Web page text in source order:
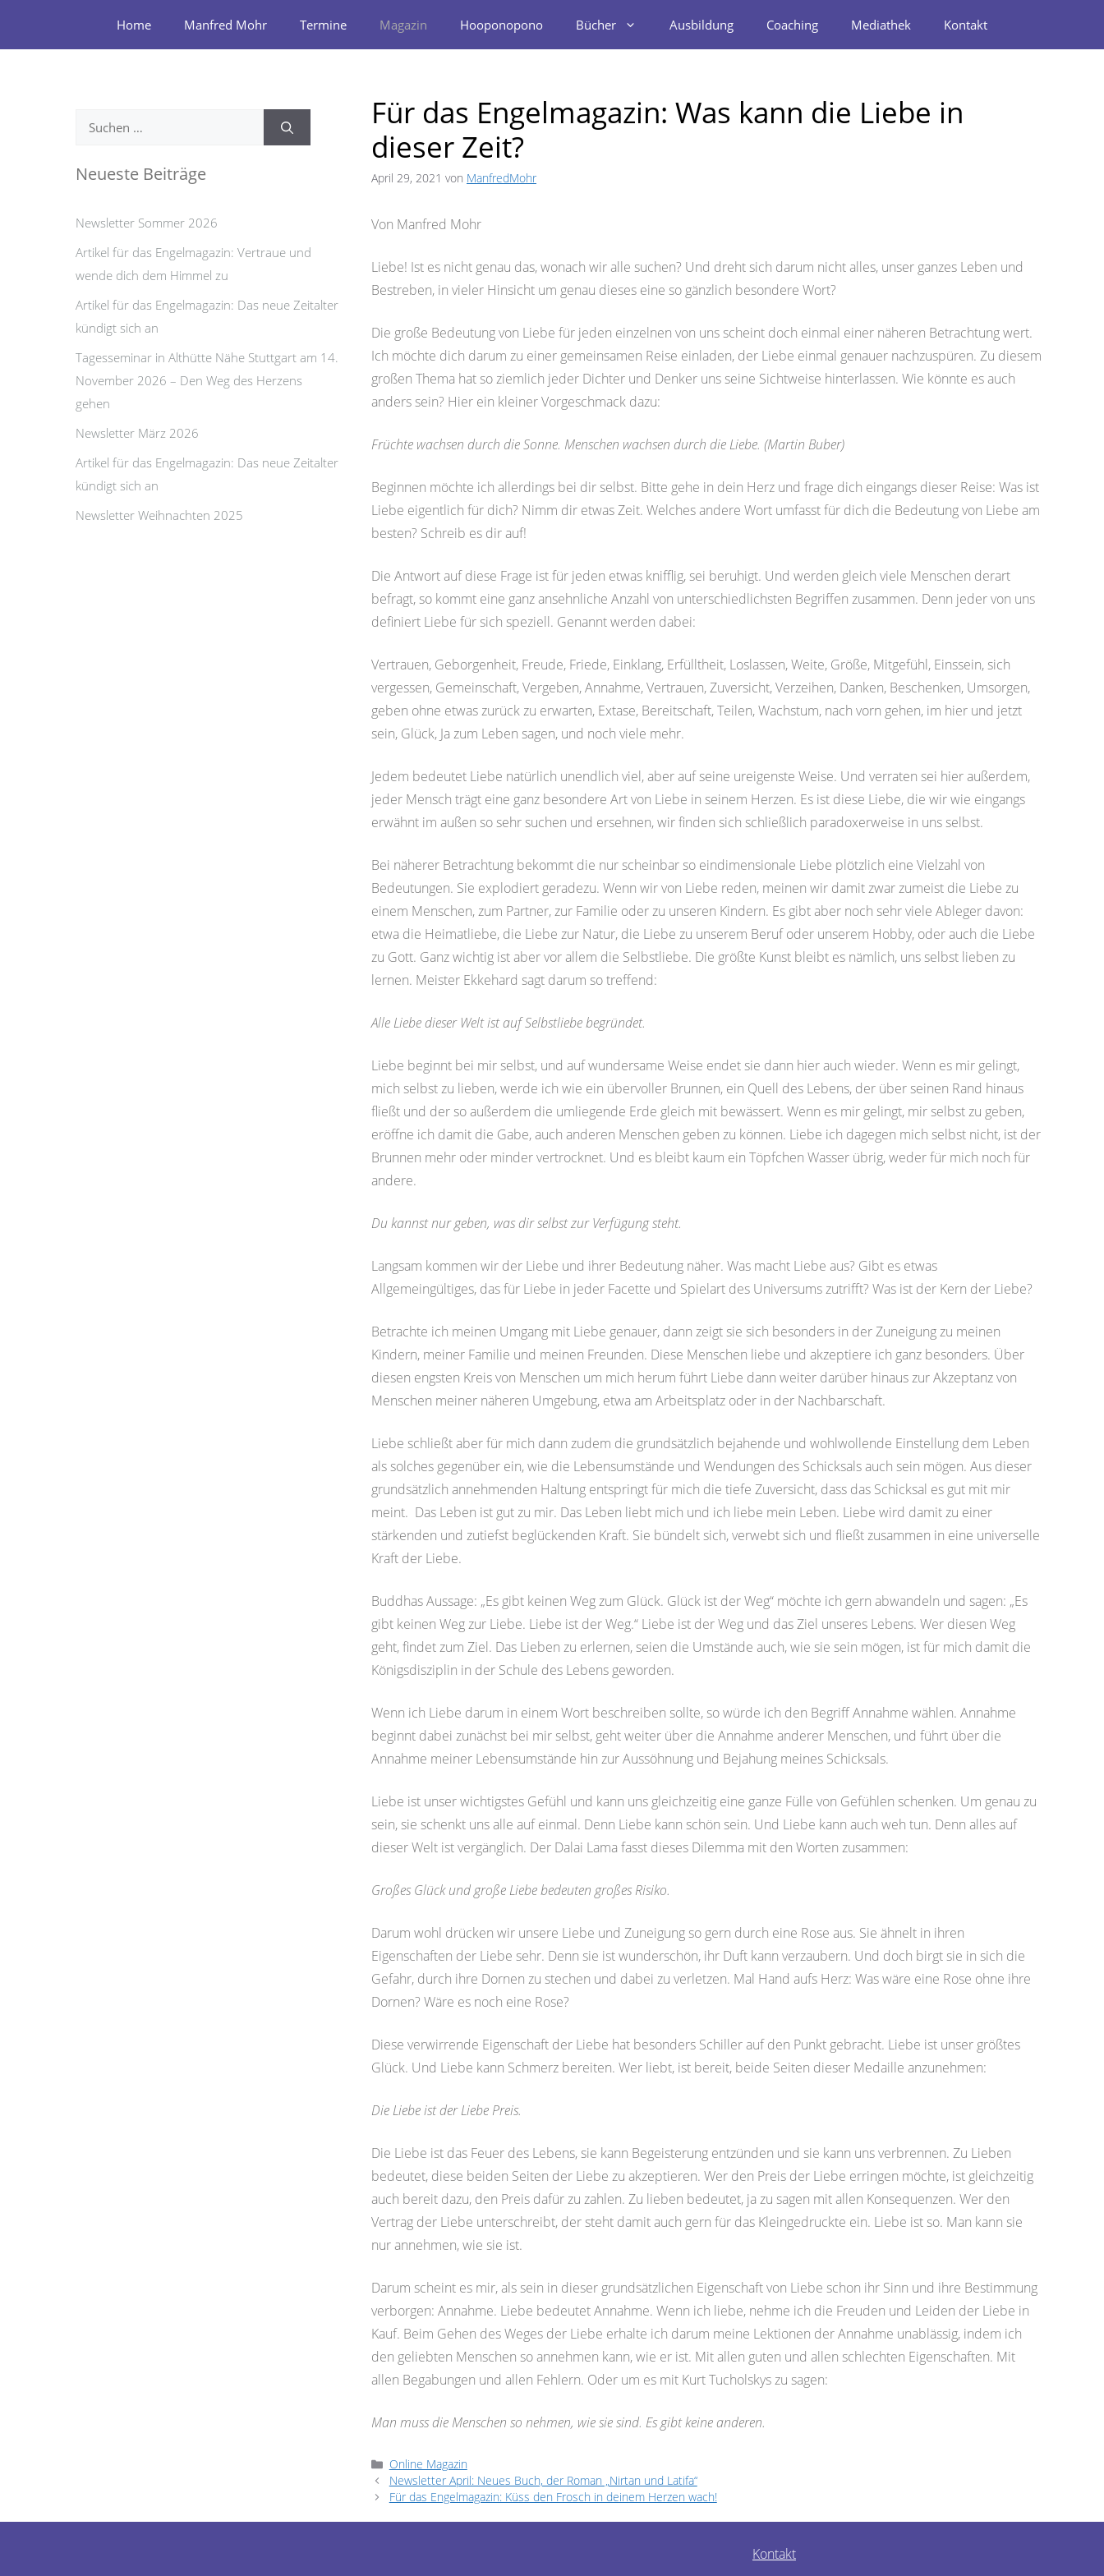
Home Manfred Mohr Termine Magazin Hooponopono Bücher Ausbildung Coaching Mediathek Kontakt
Für das Engelmagazin: Was kann die Liebe in
dieser Zeit?
April 29, 2021 von ManfredMohr
Von Manfred Mohr
Liebe! Ist es nicht genau das, wonach wir alle suchen? Und dreht sich darum nicht alles, unser ganzes Leben und
Bestreben, in vieler Hinsicht um genau dieses eine so gänzlich besondere Wort?
Die große Bedeutung von Liebe für jeden einzelnen von uns scheint doch einmal einer näheren Betrachtung wert.
Ich möchte dich darum zu einer gemeinsamen Reise einladen, der Liebe einmal genauer nachzuspüren. Zu diesem
großen Thema hat so ziemlich jeder Dichter und Denker uns seine Sichtweise hinterlassen. Wie könnte es auch
anders sein? Hier ein kleiner Vorgeschmack dazu:
Früchte wachsen durch die Sonne. Menschen wachsen durch die Liebe. (Martin Buber)
Beginnen möchte ich allerdings bei dir selbst. Bitte gehe in dein Herz und frage dich eingangs dieser Reise: Was ist
Liebe eigentlich für dich? Nimm dir etwas Zeit. Welches andere Wort umfasst für dich die Bedeutung von Liebe am
besten? Schreib es dir auf!
Die Antwort auf diese Frage ist für jeden etwas knifflig, sei beruhigt. Und werden gleich viele Menschen derart
befragt, so kommt eine ganz ansehnliche Anzahl von unterschiedlichsten Begriffen zusammen. Denn jeder von uns
definiert Liebe für sich speziell. Genannt werden dabei:
Vertrauen, Geborgenheit, Freude, Friede, Einklang, Erfülltheit, Loslassen, Weite, Größe, Mitgefühl, Einssein, sich
vergessen, Gemeinschaft, Vergeben, Annahme, Vertrauen, Zuversicht, Verzeihen, Danken, Beschenken, Umsorgen,
geben ohne etwas zurück zu erwarten, Extase, Bereitschaft, Teilen, Wachstum, nach vorn gehen, im hier und jetzt
sein, Glück, Ja zum Leben sagen, und noch viele mehr.
Jedem bedeutet Liebe natürlich unendlich viel, aber auf seine ureigenste Weise. Und verraten sei hier außerdem,
jeder Mensch trägt eine ganz besondere Art von Liebe in seinem Herzen. Es ist diese Liebe, die wir wie eingangs
erwähnt im außen so sehr suchen und ersehnen, wir finden sich schließlich paradoxerweise in uns selbst.
Bei näherer Betrachtung bekommt die nur scheinbar so eindimensionale Liebe plötzlich eine Vielzahl von
Bedeutungen. Sie explodiert geradezu. Wenn wir von Liebe reden, meinen wir damit zwar zumeist die Liebe zu
einem Menschen, zum Partner, zur Familie oder zu unseren Kindern. Es gibt aber noch sehr viele Ableger davon:
etwa die Heimatliebe, die Liebe zur Natur, die Liebe zu unserem Beruf oder unserem Hobby, oder auch die Liebe
zu Gott. Ganz wichtig ist aber vor allem die Selbstliebe. Die größte Kunst bleibt es nämlich, uns selbst lieben zu
lernen. Meister Ekkehard sagt darum so treffend:
Alle Liebe dieser Welt ist auf Selbstliebe begründet.
Liebe beginnt bei mir selbst, und auf wundersame Weise endet sie dann hier auch wieder. Wenn es mir gelingt,
mich selbst zu lieben, werde ich wie ein übervoller Brunnen, ein Quell des Lebens, der über seinen Rand hinaus
fließt und der so außerdem die umliegende Erde gleich mit bewässert. Wenn es mir gelingt, mir selbst zu geben,
eröffne ich damit die Gabe, auch anderen Menschen geben zu können. Liebe ich dagegen mich selbst nicht, ist der
Brunnen mehr oder minder vertrocknet. Und es bleibt kaum ein Töpfchen Wasser übrig, weder für mich noch für
andere.
Du kannst nur geben, was dir selbst zur Verfügung steht.
Langsam kommen wir der Liebe und ihrer Bedeutung näher. Was macht Liebe aus? Gibt es etwas
Allgemeingültiges, das für Liebe in jeder Facette und Spielart des Universums zutrifft? Was ist der Kern der Liebe?
Betrachte ich meinen Umgang mit Liebe genauer, dann zeigt sie sich besonders in der Zuneigung zu meinen
Kindern, meiner Familie und meinen Freunden. Diese Menschen liebe und akzeptiere ich ganz besonders. Über
diesen engsten Kreis von Menschen um mich herum führt Liebe dann weiter darüber hinaus zur Akzeptanz von
Menschen meiner näheren Umgebung, etwa am Arbeitsplatz oder in der Nachbarschaft.
Liebe schließt aber für mich dann zudem die grundsätzlich bejahende und wohlwollende Einstellung dem Leben
als solches gegenüber ein, wie die Lebensumstände und Wendungen des Schicksals auch sein mögen. Aus dieser
grundsätzlich annehmenden Haltung entspringt für mich die tiefe Zuversicht, dass das Schicksal es gut mit mir
meint. Das Leben ist gut zu mir. Das Leben liebt mich und ich liebe mein Leben. Liebe wird damit zu einer
stärkenden und zutiefst beglückenden Kraft. Sie bündelt sich, verwebt sich und fließt zusammen in eine universelle
Kraft der Liebe.
Buddhas Aussage: „Es gibt keinen Weg zum Glück. Glück ist der Weg“ möchte ich gern abwandeln und sagen: „Es
gibt keinen Weg zur Liebe. Liebe ist der Weg.“ Liebe ist der Weg und das Ziel unseres Lebens. Wer diesen Weg
geht, findet zum Ziel. Das Lieben zu erlernen, seien die Umstände auch, wie sie sein mögen, ist für mich damit die
Königsdisziplin in der Schule des Lebens geworden.
Wenn ich Liebe darum in einem Wort beschreiben sollte, so würde ich den Begriff Annahme wählen. Annahme
beginnt dabei zunächst bei mir selbst, geht weiter über die Annahme anderer Menschen, und führt über die
Annahme meiner Lebensumstände hin zur Aussöhnung und Bejahung meines Schicksals.
Liebe ist unser wichtigstes Gefühl und kann uns gleichzeitig eine ganze Fülle von Gefühlen schenken. Um genau zu
sein, sie schenkt uns alle auf einmal. Denn Liebe kann schön sein. Und Liebe kann auch weh tun. Denn alles auf
dieser Welt ist vergänglich. Der Dalai Lama fasst dieses Dilemma mit den Worten zusammen:
Großes Glück und große Liebe bedeuten großes Risiko.
Darum wohl drücken wir unsere Liebe und Zuneigung so gern durch eine Rose aus. Sie ähnelt in ihren
Eigenschaften der Liebe sehr. Denn sie ist wunderschön, ihr Duft kann verzaubern. Und doch birgt sie in sich die
Gefahr, durch ihre Dornen zu stechen und dabei zu verletzen. Mal Hand aufs Herz: Was wäre eine Rose ohne ihre
Dornen? Wäre es noch eine Rose?
Diese verwirrende Eigenschaft der Liebe hat besonders Schiller auf den Punkt gebracht. Liebe ist unser größtes
Glück. Und Liebe kann Schmerz bereiten. Wer liebt, ist bereit, beide Seiten dieser Medaille anzunehmen:
Die Liebe ist der Liebe Preis.
Die Liebe ist das Feuer des Lebens, sie kann Begeisterung entzünden und sie kann uns verbrennen. Zu Lieben
bedeutet, diese beiden Seiten der Liebe zu akzeptieren. Wer den Preis der Liebe erringen möchte, ist gleichzeitig
auch bereit dazu, den Preis dafür zu zahlen. Zu lieben bedeutet, ja zu sagen mit allen Konsequenzen. Wer den
Vertrag der Liebe unterschreibt, der steht damit auch gern für das Kleingedruckte ein. Liebe ist so. Man kann sie
nur annehmen, wie sie ist.
Darum scheint es mir, als sein in dieser grundsätzlichen Eigenschaft von Liebe schon ihr Sinn und ihre Bestimmung
verborgen: Annahme. Liebe bedeutet Annahme. Wenn ich liebe, nehme ich die Freuden und Leiden der Liebe in
Kauf. Beim Gehen des Weges der Liebe erhalte ich darum meine Lektionen der Annahme unablässig, indem ich
den geliebten Menschen so annehmen kann, wie er ist. Mit allen guten und allen schlechten Eigenschaften. Mit
allen Begabungen und allen Fehlern. Oder um es mit Kurt Tucholskys zu sagen:
Man muss die Menschen so nehmen, wie sie sind. Es gibt keine anderen.
Kategorien
Online Magazin
Newsletter April: Neues Buch, der Roman „Nirtan und Latifa“
Für das Engelmagazin: Küss den Frosch in deinem Herzen wach!
Suchen
Neueste Beiträge
Newsletter Sommer 2026
Artikel für das Engelmagazin: Vertraue und
wende dich dem Himmel zu
Artikel für das Engelmagazin: Das neue Zeitalter
kündigt sich an
Tagesseminar in Althütte Nähe Stuttgart am 14.
November 2026 – Den Weg des Herzens
gehen
Newsletter März 2026
Artikel für das Engelmagazin: Das neue Zeitalter
kündigt sich an
Newsletter Weihnachten 2025
Kontakt